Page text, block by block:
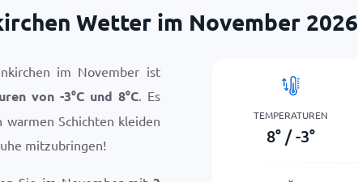
Wetter im November 2026
im November ist
von -3°Cund 8°C. Es
warmen Schichten kleiden
mitzubringen!
TEMPERATUREN
8° /-3°